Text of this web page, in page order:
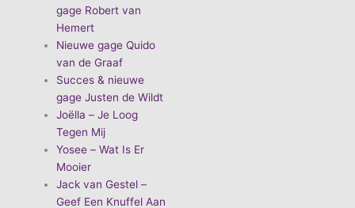
gage Robert van
Hemert
Nieuwe gage Quido
van de Graaf
Succes & nieuwe
gage Justen de Wildt
Joëlla – Je Loog
Tegen Mij
Yosee – Wat Is Er
Mooier
Jack van Gestel –
Geef Een Knuffel Aan